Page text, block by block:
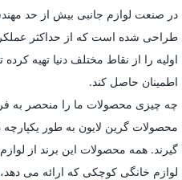
در صنعت لوازم جانبی بیش از حد
طراحی شده است که از حداکثر
اولیه را از نقاط مختلف دنیا تهیه
اطمینان حاصل کند.
چه چیزی محصولات ما را منحصر به
محصولات گرین لایون به طور
گیرند. همه محصولات این برند از
لوازم خانگی کوچکی که ارائه می دهد،